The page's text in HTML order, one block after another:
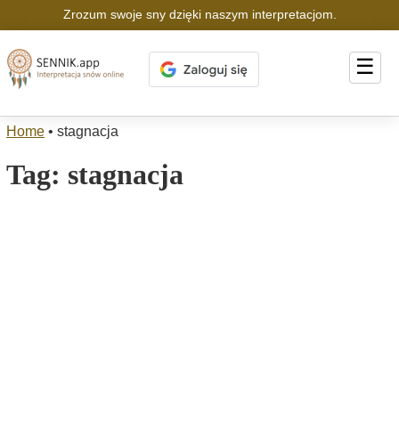
Zrozum swoje sny dzięki naszym interpretacjom.
☰
Home • stagnacja
Tag: stagnacja